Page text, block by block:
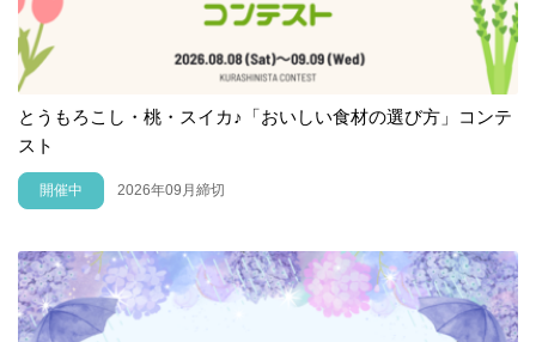
とうもろこし・桃・スイカ♪「おいしい食材の選び方」コンテ
スト
開催中 2026年09月締切